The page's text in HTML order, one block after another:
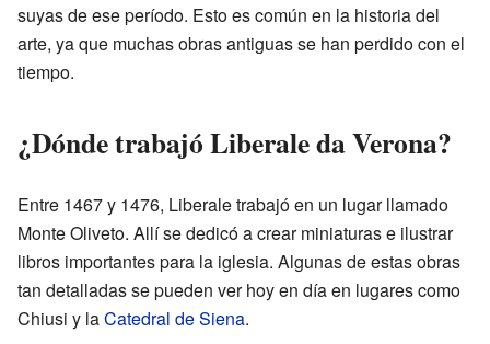
suyas de ese período. Esto es común en la historia del
arte, ya que muchas obras antiguas se han perdido con el
tiempo.
¿Dónde trabajó Liberale da Verona?
Entre 1467 y 1476, Liberale trabajó en un lugar llamado
Monte Oliveto. Allí se dedicó a crear miniaturas e ilustrar
libros importantes para la iglesia. Algunas de estas obras
tan detalladas se pueden ver hoy en día en lugares como
Chiusi y laCatedral de Siena.